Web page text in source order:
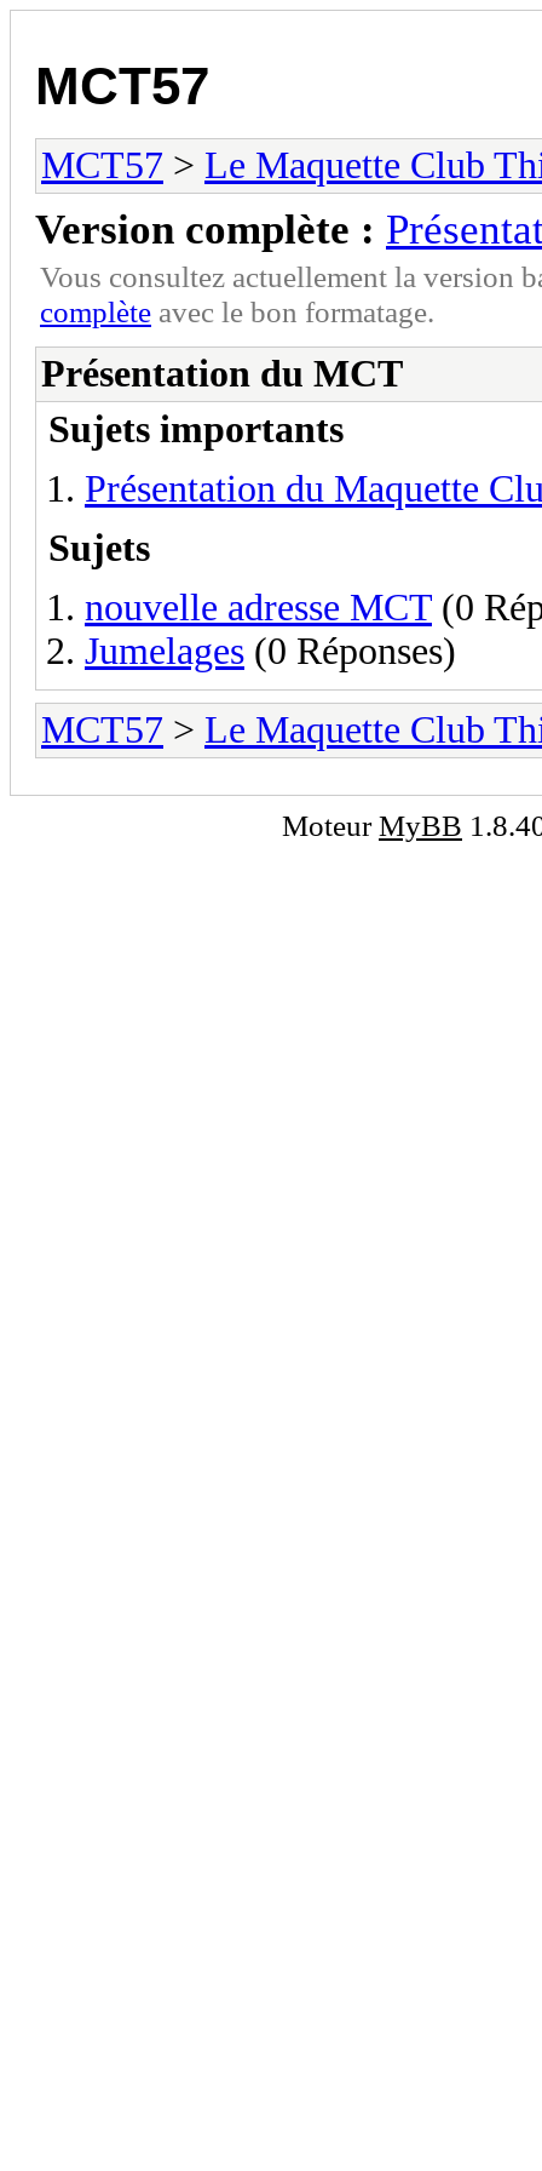
MCT57
MCT57 > Le Maquette Club
Version complète :
Vous consultez actuellement la version
complète avec le bon formatage.
Présentation du MCT
Sujets importants
Présentation du Maquette
Sujets
nouvelle adresse MCT (0
Jumelages (0 Réponses)
MCT57 > Le Maquette Club
MoteurMyBB